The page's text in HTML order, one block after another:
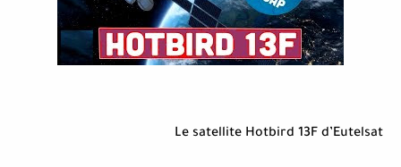
Le satellite Hotbird 13F d’Eutelsat